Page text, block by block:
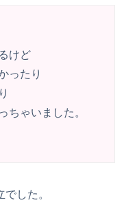
けど
ったり
ちゃいました。
した。